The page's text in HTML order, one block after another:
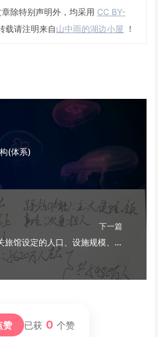
除特别声明外，均采用 CC BY-
载请注明来自山中雨的湖边小屋 ！
(体系)
下一篇
[备忘0008|固定]有关旅馆设定的人口、设施规模、公民定义与驿站体系补充
赞 已获 0 个赞